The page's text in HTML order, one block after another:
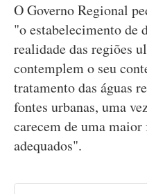
O Governo Regional
"o estabelecimento de
realidade das regiões
contemplem o seu
tratamento das águas
fontes urbanas, uma
carecem de uma
adequados".